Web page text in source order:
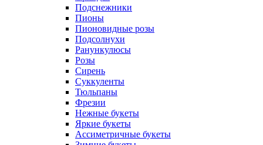
Подснежники
Пионы
Пионовидные розы
Подсолнухи
Ранункулюсы
Розы
Сирень
Суккуленты
Тюльпаны
Фрезии
Нежные букеты
Яркие букеты
Ассиметричные букеты